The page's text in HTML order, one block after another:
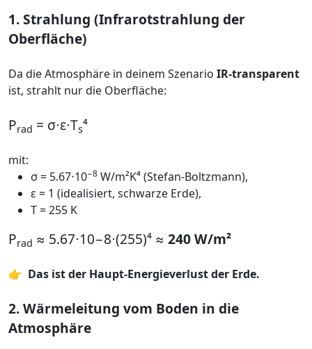
1. Strahlung (Infrarotstrahlung der
Oberfläche)
Da die Atmosphäre in deinem Szenario IR-transparent
ist, strahlt nur die Oberfläche:
Prad = σ⋅ε⋅Ts⁴
mit:
σ = 5.67⋅10−8 W/m²K⁴ (Stefan-Boltzmann),
ε = 1 (idealisiert, schwarze Erde),
T ​= 255 K
Prad ​ ≈ 5.67⋅10−8⋅(255)⁴ ≈ 240 W/m²
👉 Das ist der Haupt-Energieverlust der Erde.
2. Wärmeleitung vom Boden in die
Atmosphäre